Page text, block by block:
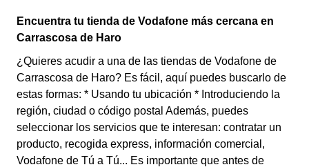
Encuentra tu tienda de Vodafone más cercana en
Carrascosa de Haro
¿Quieres acudir a una de las tiendas de Vodafone de
Carrascosa de Haro? Es fácil, aquí puedes buscarlo de
estas formas: * Usando tu ubicación * Introduciendo la
región, ciudad o código postal Además, puedes
seleccionar los servicios que te interesan: contratar un
producto, recogida express, información comercial,
Vodafone de Tú a Tú... Es importante que antes de